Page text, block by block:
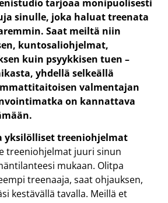
tarjoaa monipuolisesti
sinulle, joka haluat treenata
Saat meiltä niin
kuntosaliohjelmat,
kuin psyykkisen tuen –
yhdellä selkeällä
valmentajan
on kannattava
yksilölliset treeniohjelmat
treeniohjelmat juuri sinun
mukaan. Olitpa
treenaaja, saat ohjauksen,
kestävällä tavalla. Meillä et